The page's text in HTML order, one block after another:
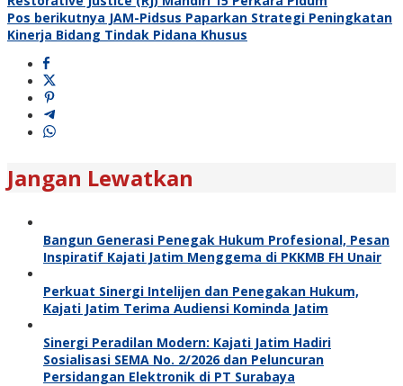
Pos berikutnya JAM-Pidsus Paparkan Strategi Peningkatan
Kinerja Bidang Tindak Pidana Khusus
Jangan Lewatkan
Bangun Generasi Penegak Hukum Profesional, Pesan
Inspiratif Kajati Jatim Menggema di PKKMB FH Unair
Perkuat Sinergi Intelijen dan Penegakan Hukum,
Kajati Jatim Terima Audiensi Kominda Jatim
Sinergi Peradilan Modern: Kajati Jatim Hadiri
Sosialisasi SEMA No. 2/2026 dan Peluncuran
Persidangan Elektronik di PT Surabaya